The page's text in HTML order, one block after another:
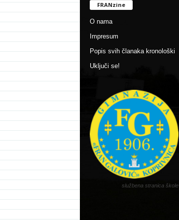
FRANzine
O nama
Impresum
Popis svih članaka kronološki
Uključi se!
službena stranica škole